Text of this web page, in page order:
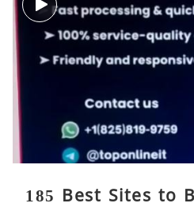
185 Best Sites to